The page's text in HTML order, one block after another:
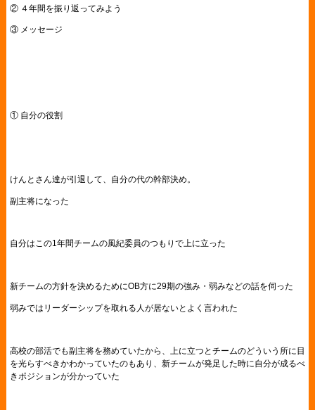
② ４年間を振り返ってみよう
③ メッセージ
① 自分の役割
けんとさん達が引退して、自分の代の幹部決め。
副主将になった
自分はこの1年間チームの風紀委員のつもりで上に立った
新チームの方針を決めるためにOB方に29期の強み・弱みなどの話を伺った
弱みではリーダーシップを取れる人が居ないとよく言われた
高校の部活でも副主将を務めていたから、上に立つとチームのどういう所に目
を光らすべきかわかっていたのもあり、新チームが発足した時に自分が成るべ
きポジションが分かっていた